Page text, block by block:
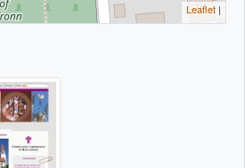
Leaflet |